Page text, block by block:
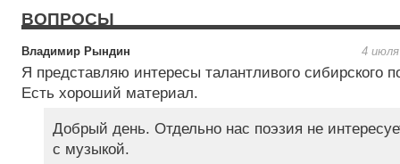
ВОПРОСЫ
Владимир Рындин 4
Я представляю интересы талантливого сибирского
Есть хороший материал.
Добрый день. Отдельно нас поэзия не
с музыкой.